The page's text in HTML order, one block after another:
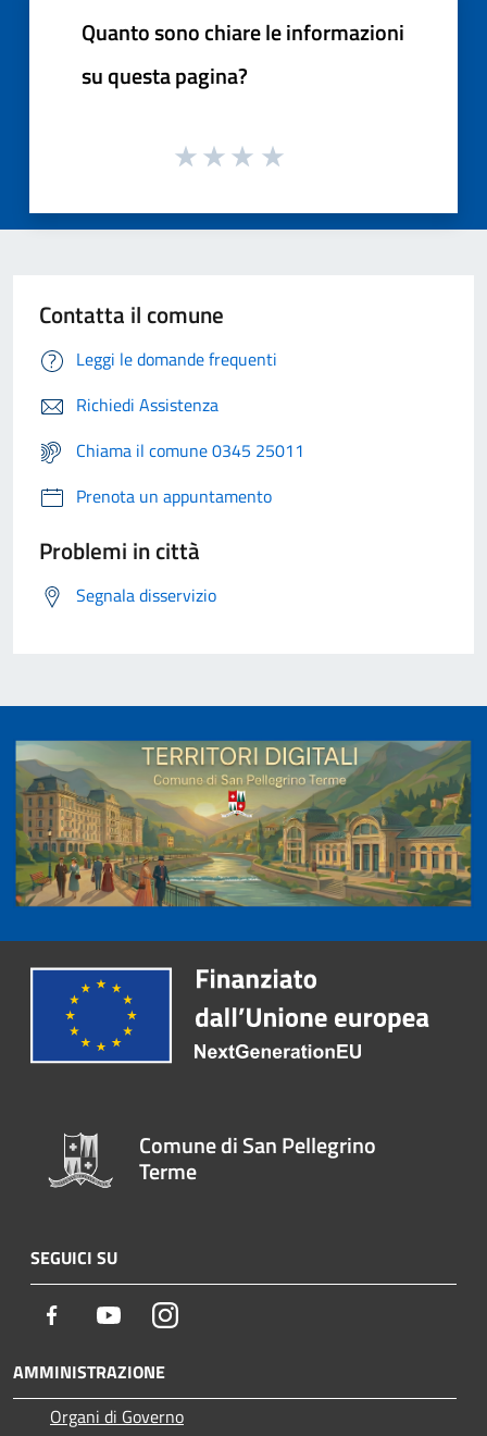
Quanto sono chiare le informazioni
su questa pagina?
Contatta il comune
Leggi le domande frequenti
Richiedi Assistenza
Chiama il comune 0345 25011
Prenota un appuntamento
Problemi in città
Segnala disservizio
Comune di San Pellegrino
Terme
SEGUICI SU
Facebook YoutubeInstagram
AMMINISTRAZIONE
Organi di Governo